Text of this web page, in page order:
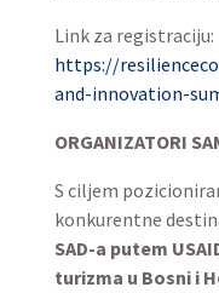
Link za registraciju:
https://
and-innovation-
ORGANIZATORI
S ciljem
konkurentne
SAD-a putem
turizma u Bosni i